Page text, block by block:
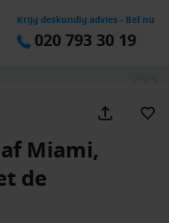
Krijg deskundig advies - Bel nu
020 793 30 19
Miami,
de